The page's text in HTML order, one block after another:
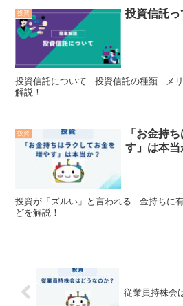
投資 投資信託っ
投資信託について...投資信託の種類...メ
解説！
投資
「お金持
す」は本当
投資が「ズルい」と言われる...金持ちに
どを解説！
従業員持株会